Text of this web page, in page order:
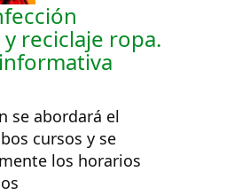
reciclaje ropa.
se abordará el
cursos y se
los horarios